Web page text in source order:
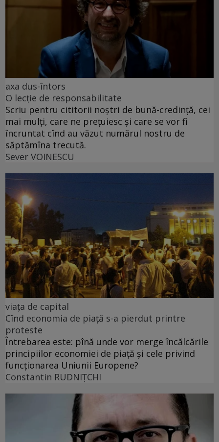
axa dus-întors
O lecție de responsabilitate
Scriu pentru cititorii noștri de bună-credință, cei
mai mulți, care ne prețuiesc și care se vor fi
încruntat cînd au văzut numărul nostru de
săptămîna trecută.
Sever VOINESCU
viața de capital
Cînd economia de piață s-a pierdut printre
proteste
Întrebarea este: pînă unde vor merge încălcările
principiilor economiei de piață și cele privind
funcționarea Uniunii Europene?
Constantin RUDNIŢCHI